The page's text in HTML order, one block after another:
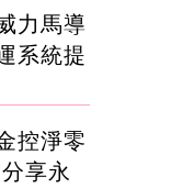
力馬導
系統提
控淨零
享永